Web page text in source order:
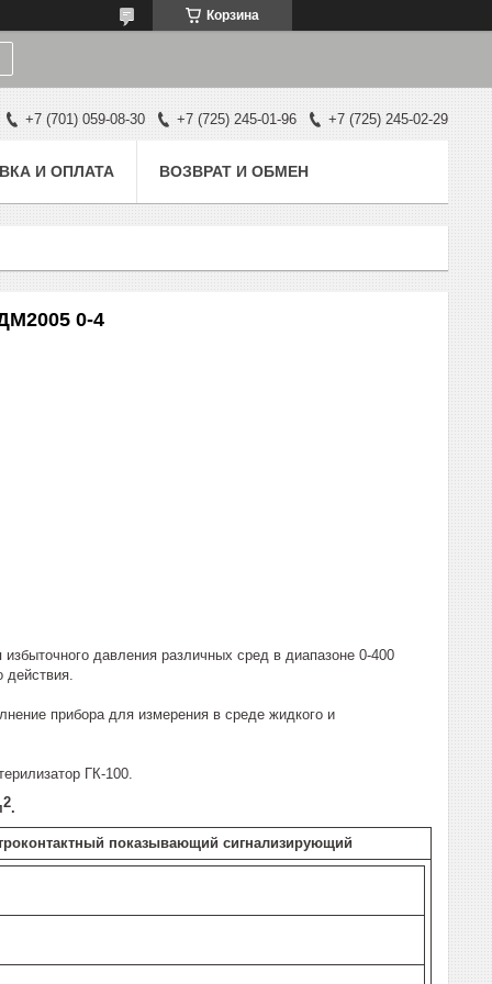
Корзина
+7 (701) 059-08-30 +7 (725) 245-01-96 +7 (725) 245-02-29
И ОПЛАТА ВОЗВРАТ И ОБМЕН
0-4
давления различных сред в диапазоне 0-400
прибора для измерения в среде жидкого и
ГК-100.
2.
показывающий сигнализирующий